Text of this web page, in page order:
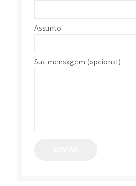
Assunto
Sua mensagem (opcional)